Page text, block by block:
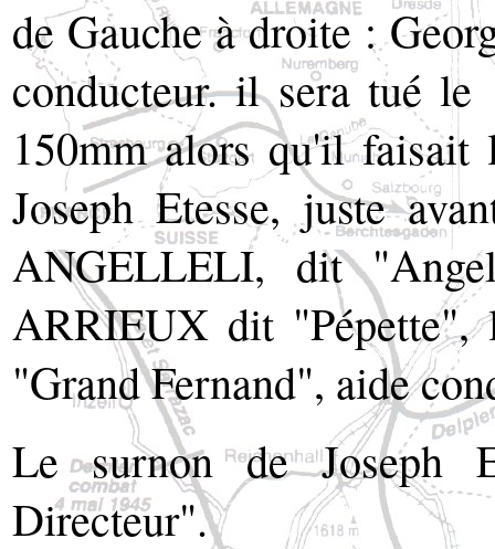
de Gauche à droite :
conducteur. il sera tué
150mm alors qu'il faisait
Joseph Etesse, juste
ANGELLELI, dit
ARRIEUX dit "Pépette",
"Grand Fernand", aide
Le surnon de Joseph
Directeur".